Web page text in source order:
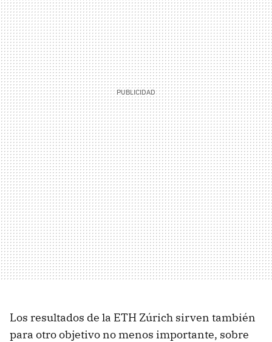
Los resultados de la ETH Zúrich sirven también
para otro objetivo no menos importante, sobre